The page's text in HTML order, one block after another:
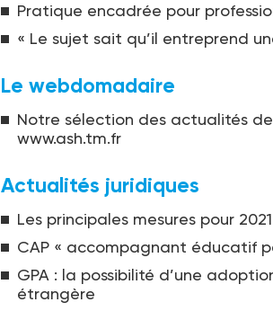
Pratique encadrée pour
« Le sujet sait qu’il entreprend
Le webdomadaire
Notre sélection des actualités
www.ash.tm.fr
Actualités juridiques
Les principales mesures pour 2021
CAP « accompagnant éducatif
GPA : la possibilité d’une
étrangère